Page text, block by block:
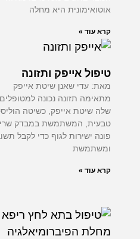
אוטואימונית היא מחלה
קרא עוד »
טיפול אייפק ותזונה
מאת: עדי שאנן שיטת אייפק
מתאימה תזונה נכונה למטופלים
שלה שיטת אייפק, כשיטה
טבעית, המשתמשת במבדק
פונה ישירות לגוף כדי לקבל
ומשתמשת
קרא עוד »